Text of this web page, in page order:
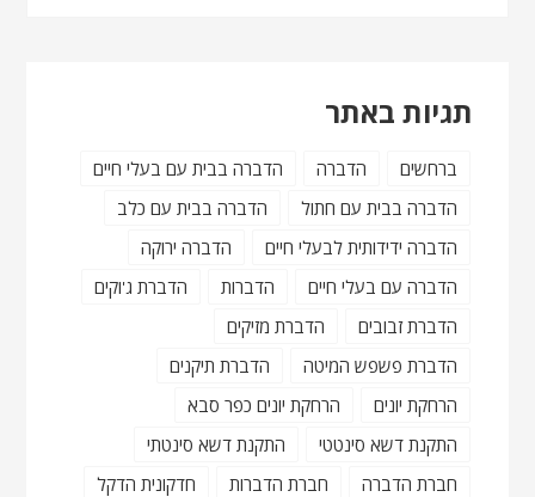
תגיות באתר
ברחשים הדברה
הדברה בבית עם בעלי חיים
הדברה בבית עם חתול
הדברה בבית עם כלב
הדברה ידידותית לבעלי חיים
הדברה ירוקה
הדברה עם בעלי חיים
הדברות
הדברת ג'וקים
הדברת זבובים
הדברת מזיקים
הדברת פשפש המיטה
הדברת תיקנים
הרחקת יונים
הרחקת יונים כפר סבא
התקנת דשא סינטטי
התקנת דשא סינטתי
חברת הדברה
חברת הדברות
חדקונית הדקל